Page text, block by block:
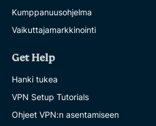
Kumppanuusohjelma
Vaikuttajamarkkinointi
Get Help
Hanki tukea
VPN Setup Tutorials
Ohjeet VPN:n asentamiseen